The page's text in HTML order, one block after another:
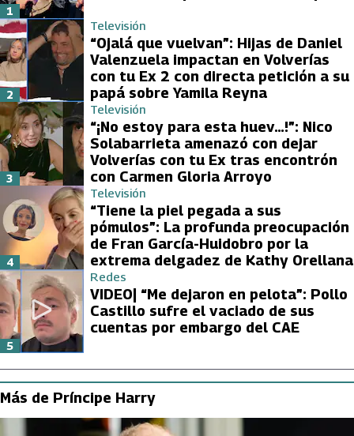
1
Televisión
“Ojalá que vuelvan”: Hijas de Daniel
Valenzuela impactan en Volverías
con tu Ex 2 con directa petición a su
papá sobre Yamila Reyna
2
Televisión
“¡No estoy para esta huev…!”: Nico
Solabarrieta amenazó con dejar
Volverías con tu Ex tras encontrón
con Carmen Gloria Arroyo
3
Televisión
“Tiene la piel pegada a sus
pómulos”: La profunda preocupación
de Fran García-Huidobro por la
extrema delgadez de Kathy Orellana
4
Redes
VIDEO| “Me dejaron en pelota”: Pollo
Castillo sufre el vaciado de sus
cuentas por embargo del CAE
5
Más de Príncipe Harry